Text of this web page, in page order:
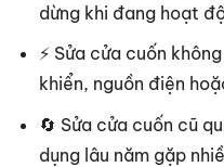
dừng khi đang hoạt
⚡ Sửa cửa cuốn
khiển, nguồn điện
🔄 Sửa cửa cuốn cũ
dụng lâu năm gặp